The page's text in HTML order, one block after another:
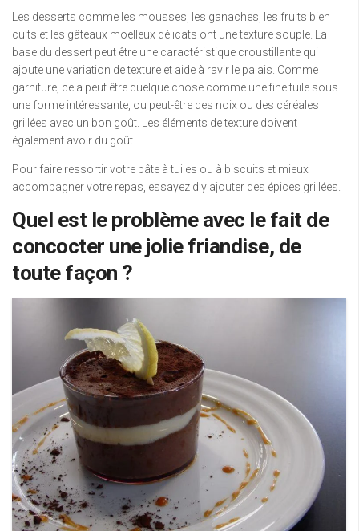
Les desserts comme les mousses, les ganaches, les fruits bien
cuits et les gâteaux moelleux délicats ont une texture souple. La
base du dessert peut être une caractéristique croustillante qui
ajoute une variation de texture et aide à ravir le palais. Comme
garniture, cela peut être quelque chose comme une fine tuile sous
une forme intéressante, ou peut-être des noix ou des céréales
grillées avec un bon goût. Les éléments de texture doivent
également avoir du goût.
Pour faire ressortir votre pâte à tuiles ou à biscuits et mieux
accompagner votre repas, essayez d’y ajouter des épices grillées.
Quel est le problème avec le fait de
concocter une jolie friandise, de
toute façon ?